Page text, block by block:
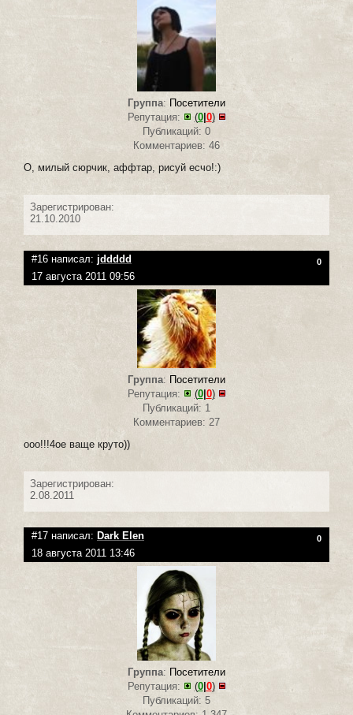
Группа: Посетители
Репутация:
(0| 0)
Публикаций: 0
Комментариев: 46
О, милый сюрчик, аффтар, рисуй есчо!:)
Зарегистрирован:
21.10.2010
#16 написал: jddddd 0
17 августа 2011 09:56
Группа: Посетители
Репутация:
(0| 0)
Публикаций: 1
Комментариев: 27
ооо!!!4ое ваще круто))
Зарегистрирован:
2.08.2011
#17 написал: Dark Elen 0
18 августа 2011 13:46
Группа: Посетители
Репутация:
(0| 0)
Публикаций: 5